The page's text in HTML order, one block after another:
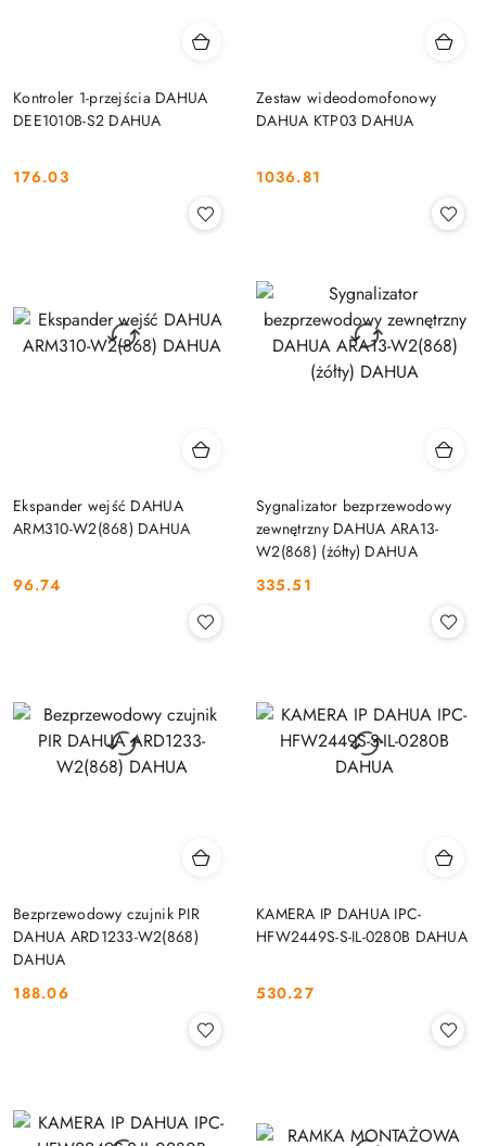
Kontroler 1-przejścia DAHUA
DEE1010B-S2 DAHUA
Cena:
176.03
Zestaw wideodomofonowy
DAHUA KTP03 DAHUA
Cena:
1036.81
Ekspander wejść DAHUA
ARM310-W2(868) DAHUA
Cena:
96.74
Sygnalizator bezprzewodowy
zewnętrzny DAHUA ARA13-
W2(868) (żółty) DAHUA
Cena:
335.51
Bezprzewodowy czujnik PIR
DAHUA ARD1233-W2(868)
DAHUA
Cena:
188.06
KAMERA IP DAHUA IPC-
HFW2449S-S-IL-0280B DAHUA
Cena:
530.27